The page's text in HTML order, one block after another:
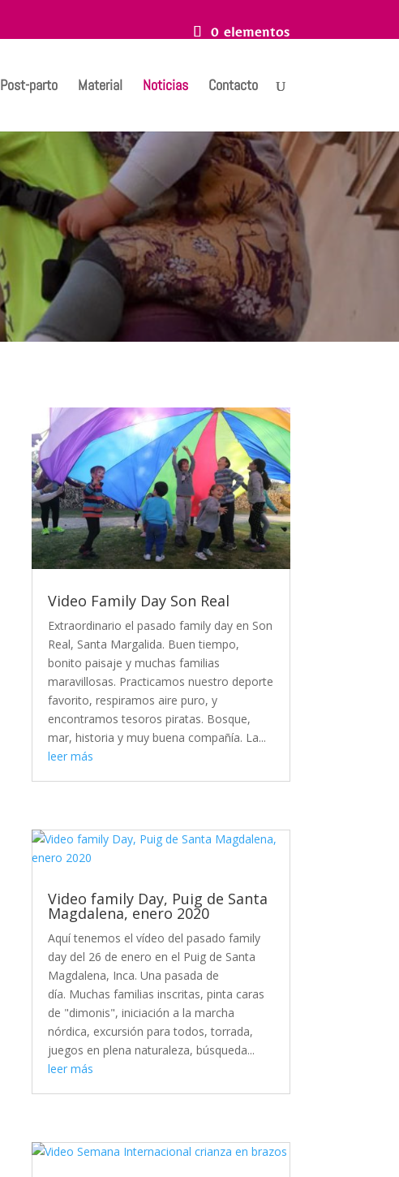
0 elementos
Post-parto Material Noticias Contacto
Video Family Day Son Real
Extraordinario el pasado family day en Son
Real, Santa Margalida. Buen tiempo,
bonito paisaje y muchas familias
maravillosas. Practicamos nuestro deporte
favorito, respiramos aire puro, y
encontramos tesoros piratas. Bosque,
mar, historia y muy buena compañía. La...
leer más
Video family Day, Puig de Santa
Magdalena, enero 2020
Aquí tenemos el vídeo del pasado family
day del 26 de enero en el Puig de Santa
Magdalena, Inca. Una pasada de
día. Muchas familias inscritas, pinta caras
de "dimonis", iniciación a la marcha
nórdica, excursión para todos, torrada,
juegos en plena naturaleza, búsqueda...
leer más